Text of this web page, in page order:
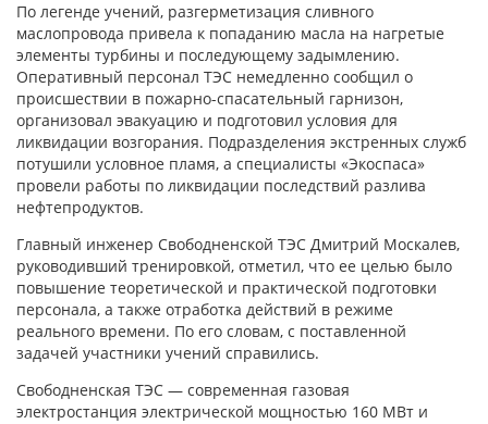
По легенде учений, разгерметизация сливного
маслопровода привела к попаданию масла на нагретые
элементы турбины и последующему задымлению.
Оперативный персонал ТЭС немедленно сообщил о
происшествии в пожарно-спасательный гарнизон,
организовал эвакуацию и подготовил условия для
ликвидации возгорания. Подразделения экстренных служб
потушили условное пламя, а специалисты «Экоспаса»
провели работы по ликвидации последствий разлива
нефтепродуктов.
Главный инженер Свободненской ТЭС Дмитрий Москалев,
руководивший тренировкой, отметил, что ее целью было
повышение теоретической и практической подготовки
персонала, а также отработка действий в режиме
реального времени. По его словам, с поставленной
задачей участники учений справились.
Свободненская ТЭС — современная газовая
электростанция электрической мощностью 160 МВт и